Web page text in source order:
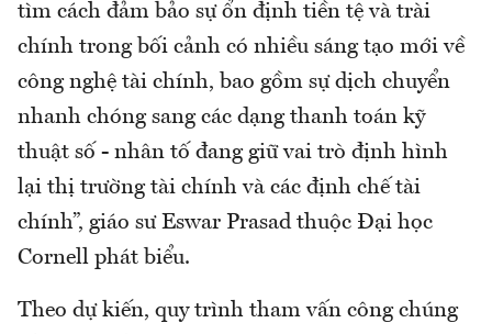
tìm cách đảm bảo sự ổn định tiền tệ và trài
chính trong bối cảnh có nhiều sáng tạo mới về
công nghệ tài chính, bao gồm sự dịch chuyển
nhanh chóng sang các dạng thanh toán kỹ
thuật số - nhân tố đang giữ vai trò định hình
lại thị trường tài chính và các định chế tài
chính”, giáo sư Eswar Prasad thuộc Đại học
Cornell phát biểu.
Theo dự kiến, quy trình tham vấn công chúng